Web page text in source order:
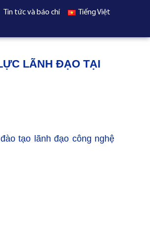
Tin tức và báo chí Tiếng Việt
LÃNH ĐẠO TẠI
tạo lãnh đạo công nghệ